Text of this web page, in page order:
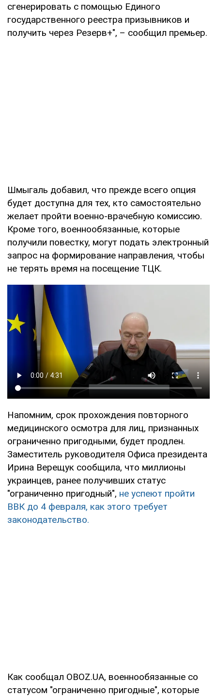
сгенерировать с помощью Единого
государственного реестра призывников и
получить через Резерв+", – сообщил премьер.
Шмыгаль добавил, что прежде всего опция
будет доступна для тех, кто самостоятельно
желает пройти военно-врачебную комиссию.
Кроме того, военнообязанные, которые
получили повестку, могут подать электронный
запрос на формирование направления, чтобы
не терять время на посещение ТЦК.
Напомним, срок прохождения повторного
медицинского осмотра для лиц, признанных
ограниченно пригодными, будет продлен.
Заместитель руководителя Офиса президента
Ирина Верещук сообщила, что миллионы
украинцев, ранее получивших статус
"ограниченно пригодный", не успеют пройти
ВВК до 4 февраля, как этого требует
законодательство.
Как сообщал OBOZ.UA, военнообязанные со
статусом "ограниченно пригодные", которые